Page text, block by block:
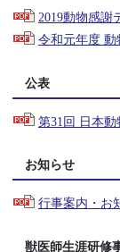
2019動物感謝
令和元年度
公表
第31回 日本
お知らせ
行事案内・お
獣医師生涯研修